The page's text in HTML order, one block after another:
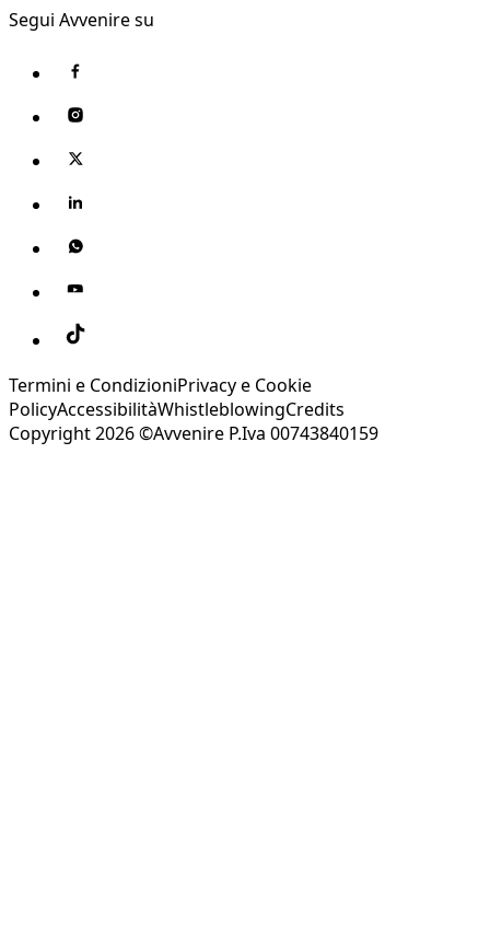
Segui Avvenire su
Termini e CondizioniPrivacy e Cookie
PolicyAccessibilitàWhistleblowingCredits
Copyright 2026 ©Avvenire P.Iva 00743840159